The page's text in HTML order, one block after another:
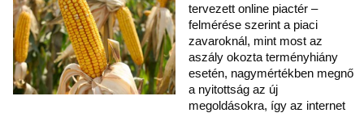
tervezett online piactér –
felmérése szerint a piaci
zavaroknál, mint most az
aszály okozta terményhiány
esetén, nagymértékben megnő
a nyitottság az új
megoldásokra, így az internet